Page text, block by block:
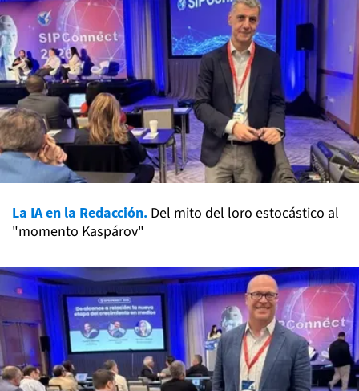
La IA en la Redacción. Del mito del loro estocástico al
"momento Kaspárov"